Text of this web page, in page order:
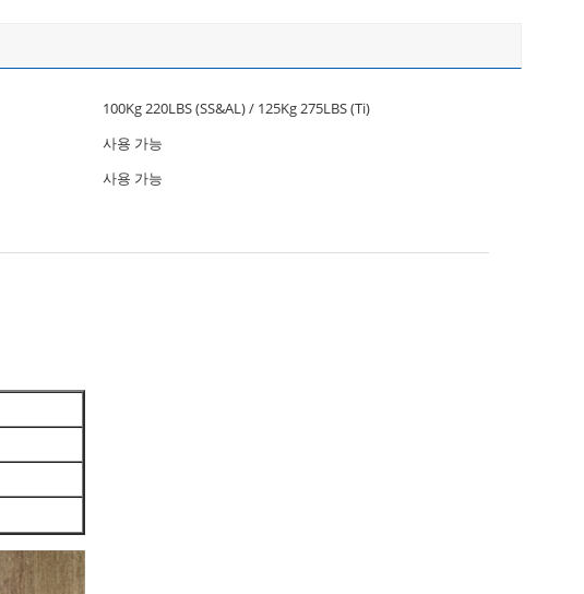
100Kg 220LBS (SS&AL) / 125Kg 275LBS (Ti)
사용 가능
사용 가능